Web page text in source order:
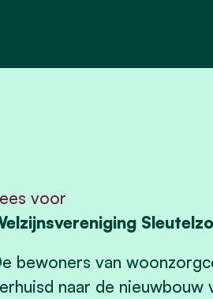
voor
bewoners van
naar de nieuwbouw